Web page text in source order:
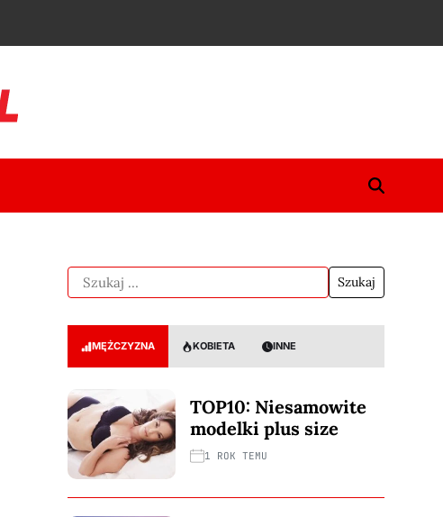
MĘŻCZYZNA KOBIETA INNE
TOP10: Niesamowite
modelki plus size
1 ROK TEMU